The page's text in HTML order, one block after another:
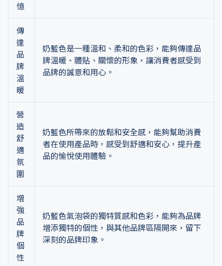
憶
傳
達
品
牌
溫
暖
奶藍色是一種溫和、柔和的色彩，能夠傳達品
牌溫暖、體貼、關懷的形象，讓消費者感受到
品牌的誠意和用心。
營
造
舒
適
氛
圍
奶藍色所帶來的放鬆和安全感，能夠幫助消費
者在使用產品時，感受到舒適和安心，提升產
品的愉悅使用體驗。
增
強
品
牌
個
性
奶藍色氣泡袋的獨特質感和色彩，能夠為品牌
增添獨特的個性，與其他品牌區隔開來，留下
深刻的品牌印象。